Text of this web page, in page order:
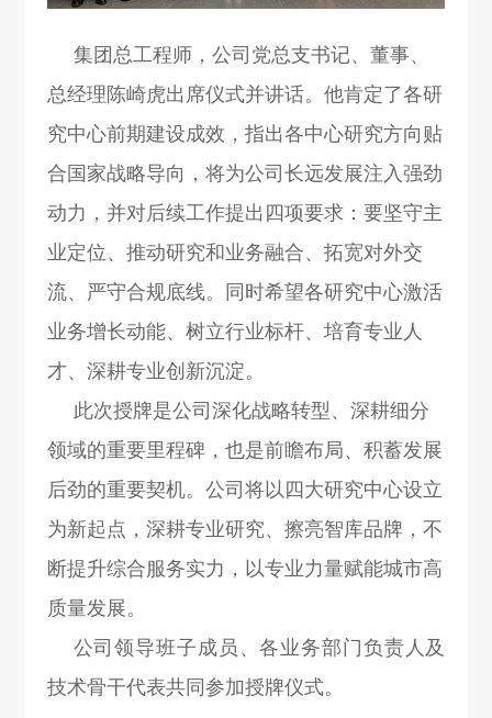
集团总工程师，公司党总支书记、董事、
总经理陈崎虎出席仪式并讲话。他肯定了各研
究中心前期建设成效，指出各中心研究方向贴
合国家战略导向，将为公司长远发展注入强劲
动力，并对后续工作提出四项要求：要坚守主
业定位、推动研究和业务融合、拓宽对外交
流、严守合规底线。同时希望各研究中心激活
业务增长动能、树立行业标杆、培育专业人
才、深耕专业创新沉淀。
此次授牌是公司深化战略转型、深耕细分
领域的重要里程碑，也是前瞻布局、积蓄发展
后劲的重要契机。公司将以四大研究中心设立
为新起点，深耕专业研究、擦亮智库品牌，不
断提升综合服务实力，以专业力量赋能城市高
质量发展。
公司领导班子成员、各业务部门负责人及
技术骨干代表共同参加授牌仪式。